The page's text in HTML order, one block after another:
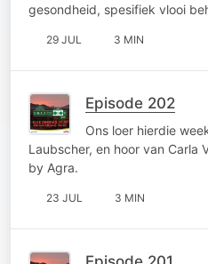
gesondheid, spesifiek vlooi
29 JUL 3 MIN
Episode 202
Ons loer hierdie
Laubscher, en hoor van Carla
by Agra.
23 JUL 3 MIN